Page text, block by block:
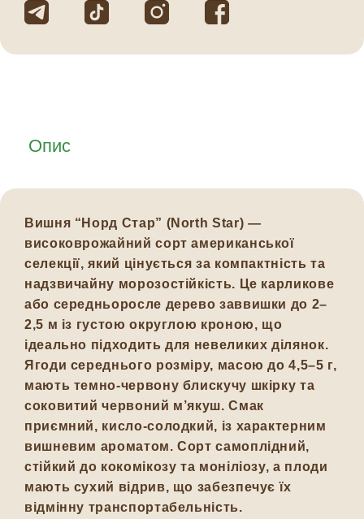
Опис
Вишня “Норд Стар” (North Star) —
високоврожайний сорт американської
селекції, який цінується за компактність та
надзвичайну морозостійкість. Це карликове
або середньоросле дерево заввишки до 2–
2,5 м із густою округлою кроною, що
ідеально підходить для невеликих ділянок.
Ягоди середнього розміру, масою до4,5–5 г,
мають темно-червону блискучу шкірку та
соковитий червоний м’якуш. Смак
приємний, кисло-солодкий, із характерним
вишневим ароматом. Сорт самоплідний,
стійкий до кокомікозу та моніліозу, а плоди
мають сухий відрив, що забезпечує їх
відмінну транспортабельність.